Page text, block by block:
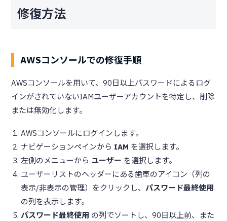
修復方法
AWSコンソールでの修復手順
AWSコンソールを用いて、90日以上パスワードによるログ
インがされていないIAMユーザーアカウントを特定し、削除
または無効化します。
AWSコンソールにログインします。
ナビゲーションペインから IAM を選択します。
左側のメニューから ユーザー を選択します。
ユーザーリストのヘッダーにある歯車のアイコン（列の
表示/非表示の管理）をクリックし、 パスワード最終使用
の列を表示します。
パスワード最終使用 の列でソートし、90日以上前、また